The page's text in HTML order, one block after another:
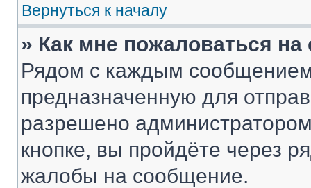
Вернуться к началу
» Как мне пожаловаться
Рядом с каждым сообщением
предназначенную для
разрешено
кнопке, вы пройдёте через
жалобы на сообщение.